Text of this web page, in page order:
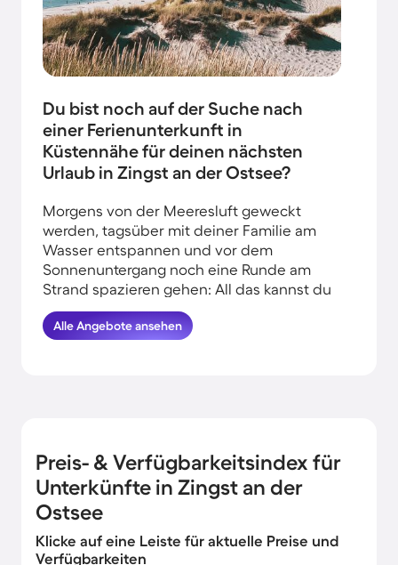
Du bist noch auf der Suche nach
einer Ferienunterkunft in
Küstennähe für deinen nächsten
Urlaub in Zingst an der Ostsee?
Morgens von der Meeresluft geweckt
werden, tagsüber mit deiner Familie am
Wasser entspannen und vor dem
Sonnenuntergang noch eine Runde am
Strand spazieren gehen: All das kannst du
erleben, wenn du deinen Urlaub am
Wasser in Zingst an der Ostsee verbringst.
Alle Angebote ansehen
Preis- & Verfügbarkeitsindex für
Unterkünfte in Zingst an der
Ostsee
Klicke auf eine Leiste für aktuelle Preise und
Verfügbarkeiten